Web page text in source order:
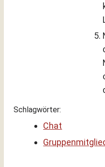
Schlagwörter:
Chat